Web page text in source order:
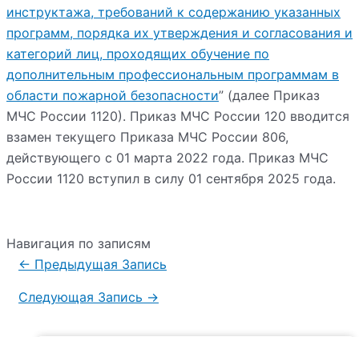
инструктажа, требований к содержанию указанных
программ, порядка их утверждения и согласования и
категорий лиц, проходящих обучение по
дополнительным профессиональным программам в
области пожарной безопасности” (далее Приказ
МЧС России 1120). Приказ МЧС России 120 вводится
взамен текущего Приказа МЧС России 806,
действующего с 01 марта 2022 года. Приказ МЧС
России 1120 вступил в силу 01 сентября 2025 года.
Навигация по записям
← Предыдущая Запись
Следующая Запись →